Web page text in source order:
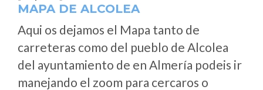
MAPA DE ALCOLEA
Aqui os dejamos el Mapa tanto de
carreteras como del pueblo de Alcolea
del ayuntamiento de en Almería podeis ir
manejando el zoom para cercaros o